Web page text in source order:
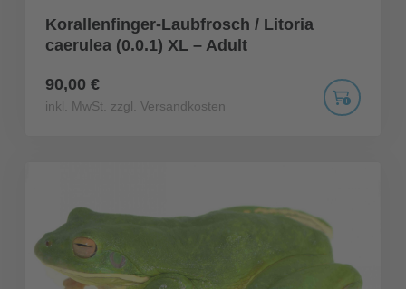
Korallenfinger-Laubfrosch / Litoria
caerulea (0.0.1) XL – Adult
90,00 €
inkl. MwSt. zzgl. Versandkosten